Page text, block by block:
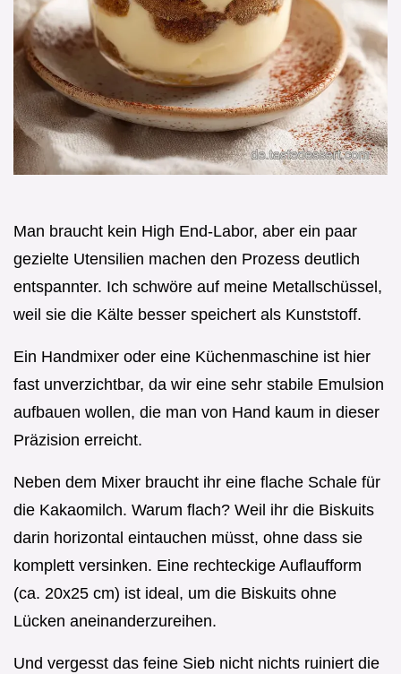
Man braucht kein High End-Labor, aber ein paar
gezielte Utensilien machen den Prozess deutlich
entspannter. Ich schwöre auf meine Metallschüssel,
weil sie die Kälte besser speichert als Kunststoff.
Ein Handmixer oder eine Küchenmaschine ist hier
fast unverzichtbar, da wir eine sehr stabile Emulsion
aufbauen wollen, die man von Hand kaum in dieser
Präzision erreicht.
Neben dem Mixer braucht ihr eine flache Schale für
die Kakaomilch. Warum flach? Weil ihr die Biskuits
darin horizontal eintauchen müsst, ohne dass sie
komplett versinken. Eine rechteckige Auflaufform
(ca. 20x25 cm) ist ideal, um die Biskuits ohne
Lücken aneinanderzureihen.
Und vergesst das feine Sieb nicht nichts ruiniert die